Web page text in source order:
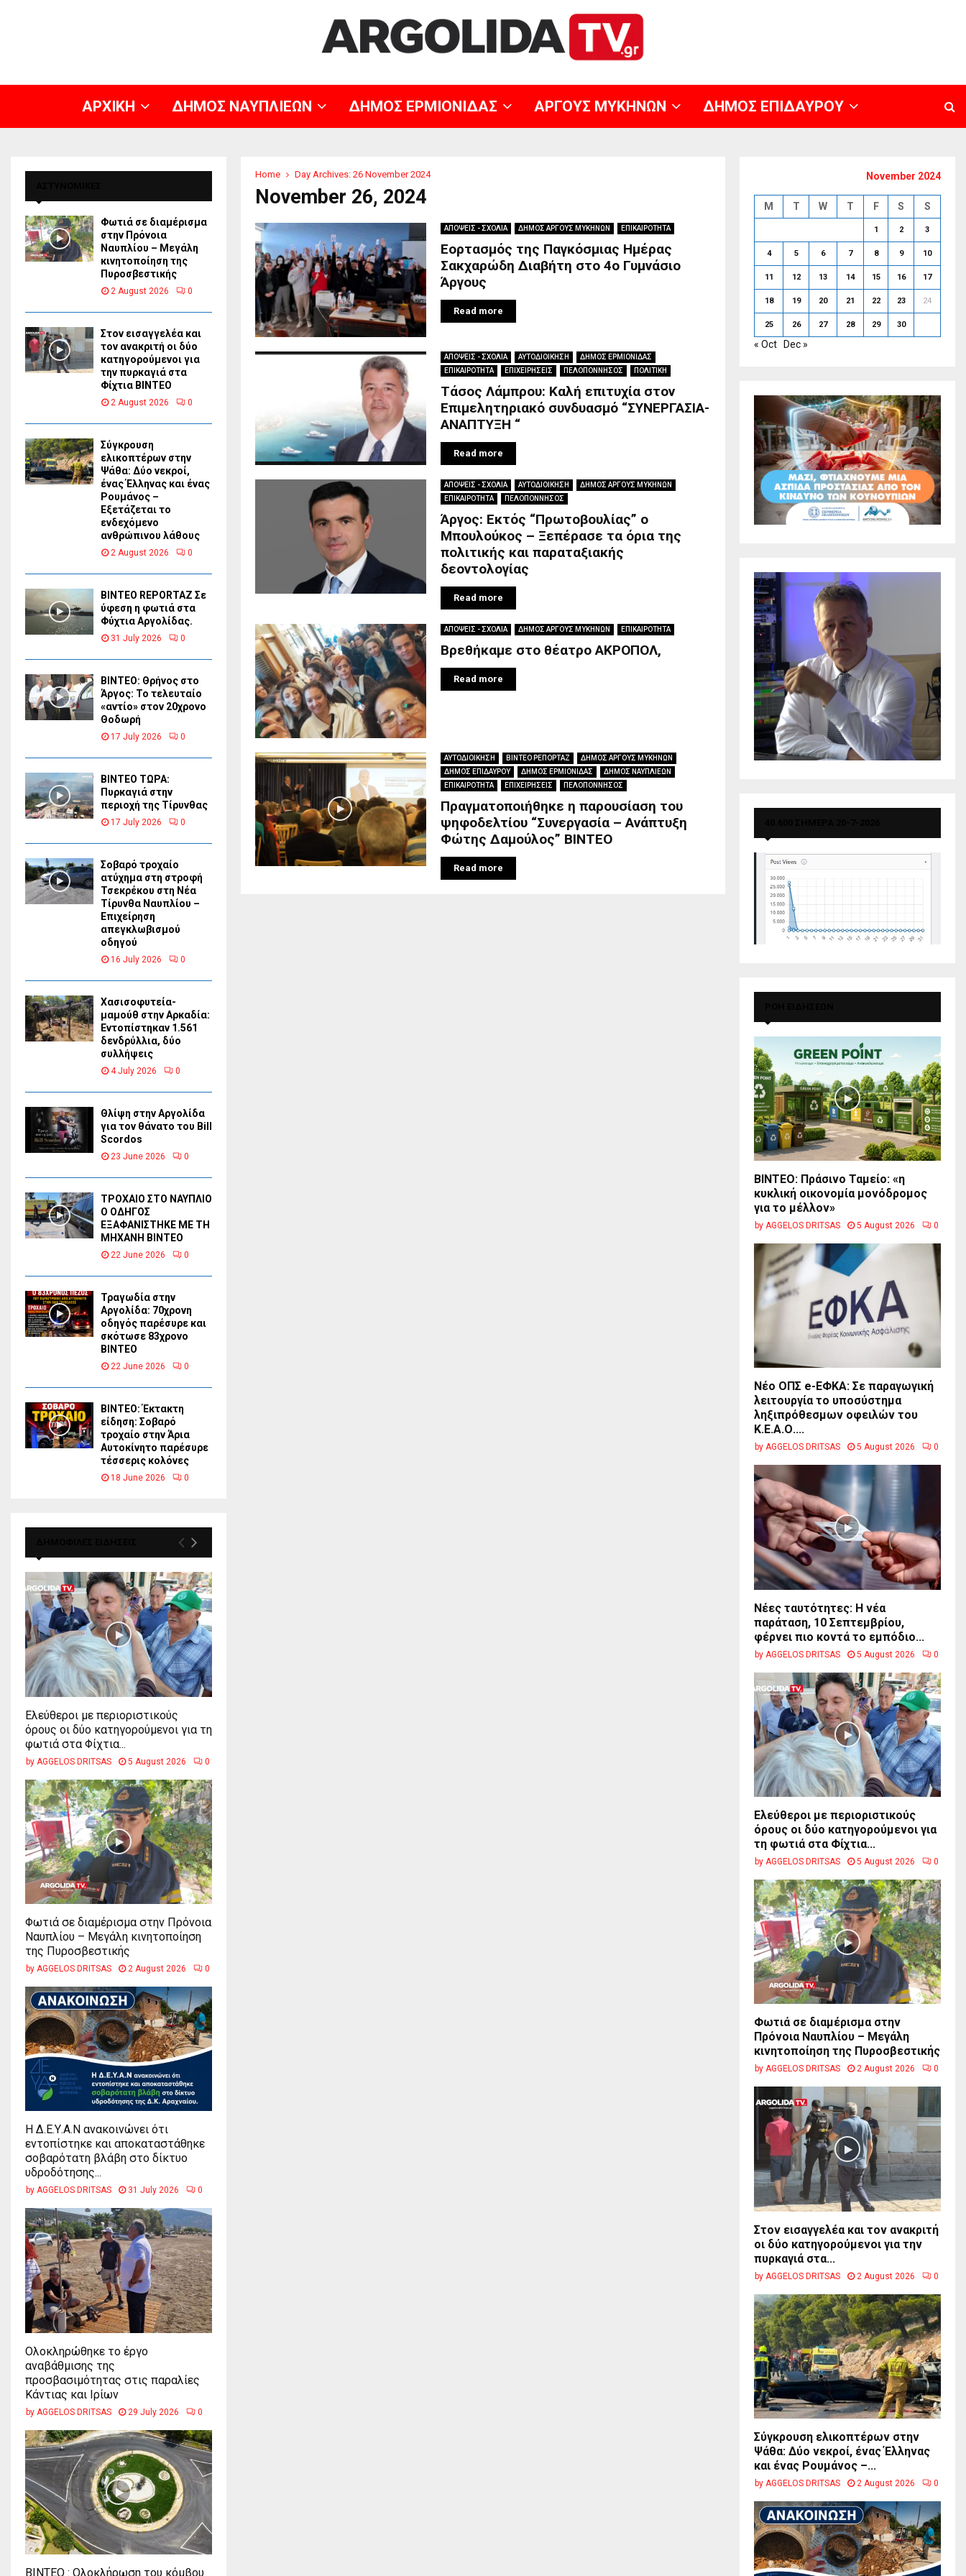
ΑΡΧΙΚΗ ΔΗΜΟΣ ΝΑΥΠΛΙΕΩΝ ΔΗΜΟΣ ΕΡΜΙΟΝΙΔΑΣ ΑΡΓΟΥΣ ΜΥΚΗΝΩΝ ΔΗΜΟΣ ΕΠΙΔΑΥΡΟΥ
Home Day Archives: 26 November 2024
November 26, 2024
ΑΠΟΨΕΙΣ - ΣΧΟΛΙΑ ΔΗΜΟΣ ΑΡΓΟΥΣ ΜΥΚΗΝΩΝ ΕΠΙΚΑΙΡΟΤΗΤΑ
Εορτασμός της Παγκόσμιας Ημέρας
Σακχαρώδη Διαβήτη στο 4ο Γυμνάσιο
Άργους
Read more
ΑΠΟΨΕΙΣ - ΣΧΟΛΙΑ ΑΥΤΟΔΙΟΙΚΗΣΗ
ΔΗΜΟΣ ΕΡΜΙΟΝΙΔΑΣ
ΕΠΙΚΑΙΡΟΤΗΤΑ
ΕΠΙΧΕΙΡΗΣΕΙΣ ΠΕΛΟΠΟΝΝΗΣΟΣ ΠΟΛΙΤΙΚΗ
Τάσος Λάμπρου: Καλή επιτυχία στον
Επιμελητηριακό συνδυασμό “ΣΥΝΕΡΓΑΣΙΑ-
ΑΝΑΠΤΥΞΗ “
Read more
ΑΠΟΨΕΙΣ - ΣΧΟΛΙΑ ΑΥΤΟΔΙΟΙΚΗΣΗ
ΔΗΜΟΣ ΑΡΓΟΥΣ ΜΥΚΗΝΩΝ
ΕΠΙΚΑΙΡΟΤΗΤΑ
ΠΕΛΟΠΟΝΝΗΣΟΣ
Άργος: Εκτός “Πρωτοβουλίας” ο
Μπουλούκος – Ξεπέρασε τα όρια της
πολιτικής και παραταξιακής
δεοντολογίας
Read more
ΑΠΟΨΕΙΣ - ΣΧΟΛΙΑ ΔΗΜΟΣ ΑΡΓΟΥΣ ΜΥΚΗΝΩΝ ΕΠΙΚΑΙΡΟΤΗΤΑ
Βρεθήκαμε στο θέατρο ΑΚΡΟΠΟΛ,
Read more
ΑΥΤΟΔΙΟΙΚΗΣΗ ΒΙΝΤΕΟ ΡΕΠΟΡΤΑΖ
ΔΗΜΟΣ ΑΡΓΟΥΣ ΜΥΚΗΝΩΝ
ΔΗΜΟΣ ΕΠΙΔΑΥΡΟΥ
ΔΗΜΟΣ ΕΡΜΙΟΝΙΔΑΣ
ΔΗΜΟΣ ΝΑΥΠΛΙΕΩΝ
ΕΠΙΚΑΙΡΟΤΗΤΑ
ΕΠΙΧΕΙΡΗΣΕΙΣ ΠΕΛΟΠΟΝΝΗΣΟΣ
Πραγματοποιήθηκε η παρουσίαση του
ψηφοδελτίου “Συνεργασία – Ανάπτυξη
Φώτης Δαμούλος” ΒΙΝΤΕΟ
Read more
Φωτιά σε διαμέρισμα
στην Πρόνοια
Ναυπλίου – Μεγάλη
κινητοποίηση της
Πυροσβεστικής
2 August 2026 0
Στον εισαγγελέα και
τον ανακριτή οι δύο
κατηγορούμενοι για
την πυρκαγιά στα
Φίχτια ΒΙΝΤΕΟ
2 August 2026 0
Σύγκρουση
ελικοπτέρων στην
Ψάθα: Δύο νεκροί,
ένας Έλληνας και ένας
Ρουμάνος –
Εξετάζεται το
ενδεχόμενο
ανθρώπινου λάθους
2 August 2026 0
BINTEO REPORTAZ Σε
ύφεση η φωτιά στα
Φύχτια Αργολίδας.
31 July 2026 0
ΒΙΝΤΕΟ: Θρήνος στο
Άργος: Το τελευταίο
«αντίο» στον 20χρονο
Θοδωρή
17 July 2026 0
ΒΙΝΤΕΟ ΤΩΡΑ:
Πυρκαγιά στην
περιοχή της Τίρυνθας
17 July 2026 0
Σοβαρό τροχαίο
ατύχημα στη στροφή
Τσεκρέκου στη Νέα
Τίρυνθα Ναυπλίου –
Επιχείρηση
απεγκλωβισμού
οδηγού
16 July 2026 0
Χασισοφυτεία-
μαμούθ στην Αρκαδία:
Εντοπίστηκαν 1.561
δενδρύλλια, δύο
συλλήψεις
4 July 2026 0
Θλίψη στην Αργολίδα
για τον θάνατο του Bill
Scordos
23 June 2026 0
ΤΡΟΧΑΙΟ ΣΤΟ ΝΑΥΠΛΙΟ
Ο ΟΔΗΓΟΣ
ΕΞΑΦΑΝΙΣΤΗΚΕ ΜΕ ΤΗ
ΜΗΧΑΝΗ ΒΙΝΤΕΟ
22 June 2026 0
Τραγωδία στην
Αργολίδα: 70χρονη
οδηγός παρέσυρε και
σκότωσε 83χρονο
ΒΙΝΤΕΟ
22 June 2026 0
ΒΙΝΤΕΟ: Έκτακτη
είδηση: Σοβαρό
τροχαίο στην Άρια
Αυτοκίνητο παρέσυρε
τέσσερις κολόνες
18 June 2026 0
Ελεύθεροι με περιοριστικούς
όρους οι δύο κατηγορούμενοι για τη
φωτιά στα Φίχτια...
by AGGELOS DRITSAS 5 August 2026 0
Φωτιά σε διαμέρισμα στην Πρόνοια
Ναυπλίου – Μεγάλη κινητοποίηση
της Πυροσβεστικής
by AGGELOS DRITSAS 2 August 2026 0
Η Δ.Ε.Υ.Α.Ν ανακοινώνει ότι
εντοπίστηκε και αποκαταστάθηκε
σοβαρότατη βλάβη στο δίκτυο
υδροδότησης...
by AGGELOS DRITSAS 31 July 2026 0
Ολοκληρώθηκε το έργο
αναβάθμισης της
προσβασιμότητας στις παραλίες
Κάντιας και Ιρίων
by AGGELOS DRITSAS 29 July 2026 0
ΒΙΝΤΕΟ : Ολοκλήρωση του κόμβου
November 2024
M T W T F S S
1 2 3
4 5 6 7 8 9 10
11 12 13 14 15 16 17
18 19 20 21 22 23 24
25 26 27 28 29 30
« Oct Dec »
BINTEO: Πράσινο Ταμείο: «η
κυκλική οικονομία μονόδρομος
για το μέλλον»
by AGGELOS DRITSAS 5 August 2026 0
Νέο ΟΠΣ e-ΕΦΚΑ: Σε παραγωγική
λειτουργία το υποσύστημα
ληξιπρόθεσμων οφειλών του
Κ.Ε.Α.Ο....
by AGGELOS DRITSAS 5 August 2026 0
Νέες ταυτότητες: Η νέα
παράταση, 10 Σεπτεμβρίου,
φέρνει πιο κοντά το εμπόδιο...
by AGGELOS DRITSAS 5 August 2026 0
Ελεύθεροι με περιοριστικούς
όρους οι δύο κατηγορούμενοι για
τη φωτιά στα Φίχτια...
by AGGELOS DRITSAS 5 August 2026 0
Φωτιά σε διαμέρισμα στην
Πρόνοια Ναυπλίου – Μεγάλη
κινητοποίηση της Πυροσβεστικής
by AGGELOS DRITSAS 2 August 2026 0
Στον εισαγγελέα και τον ανακριτή
οι δύο κατηγορούμενοι για την
πυρκαγιά στα...
by AGGELOS DRITSAS 2 August 2026 0
Σύγκρουση ελικοπτέρων στην
Ψάθα: Δύο νεκροί, ένας Έλληνας
και ένας Ρουμάνος –...
by AGGELOS DRITSAS 2 August 2026 0